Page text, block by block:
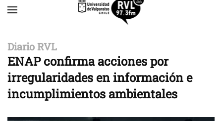
Diario RVL
ENAP confirma acciones por
irregularidades en información e
incumplimientos ambientales